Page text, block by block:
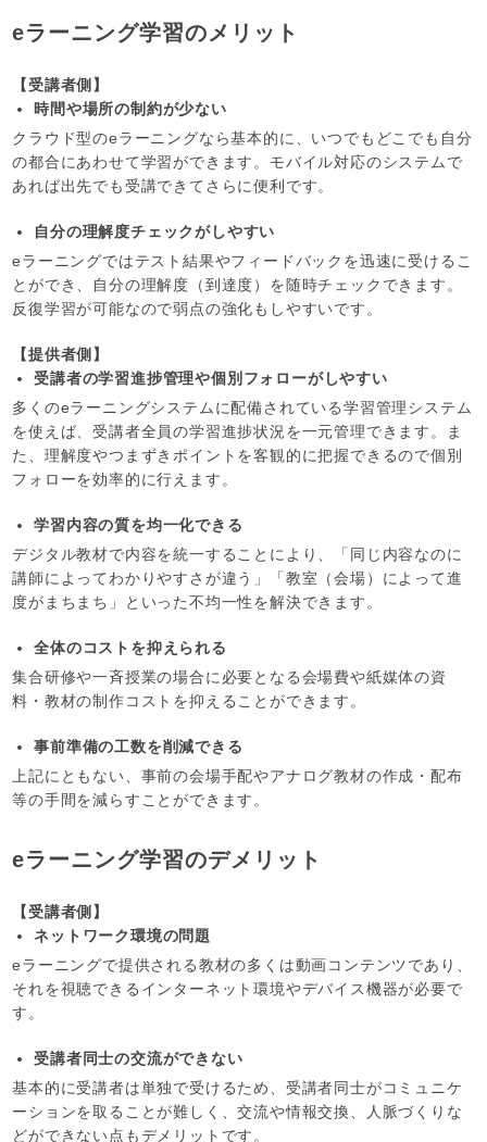
eラーニング学習のメリット
【受講者側】
時間や場所の制約が少ない
クラウド型のeラーニングなら基本的に、いつでもどこでも自分
の都合にあわせて学習ができます。モバイル対応のシステムで
あれば出先でも受講できてさらに便利です。
自分の理解度チェックがしやすい
eラーニングではテスト結果やフィードバックを迅速に受けるこ
とができ、自分の理解度（到達度）を随時チェックできます。
反復学習が可能なので弱点の強化もしやすいです。
【提供者側】
受講者の学習進捗管理や個別フォローがしやすい
多くのeラーニングシステムに配備されている学習管理システム
を使えば、受講者全員の学習進捗状況を一元管理できます。ま
た、理解度やつまずきポイントを客観的に把握できるので個別
フォローを効率的に行えます。
学習内容の質を均一化できる
デジタル教材で内容を統一することにより、「同じ内容なのに
講師によってわかりやすさが違う」「教室（会場）によって進
度がまちまち」といった不均一性を解決できます。
全体のコストを抑えられる
集合研修や一斉授業の場合に必要となる会場費や紙媒体の資
料・教材の制作コストを抑えることができます。
事前準備の工数を削減できる
上記にともない、事前の会場手配やアナログ教材の作成・配布
等の手間を減らすことができます。
eラーニング学習のデメリット
【受講者側】
ネットワーク環境の問題
eラーニングで提供される教材の多くは動画コンテンツであり、
それを視聴できるインターネット環境やデバイス機器が必要で
す。
受講者同士の交流ができない
基本的に受講者は単独で受けるため、受講者同士がコミュニケ
ーションを取ることが難しく、交流や情報交換、人脈づくりな
どができない点もデメリットです。